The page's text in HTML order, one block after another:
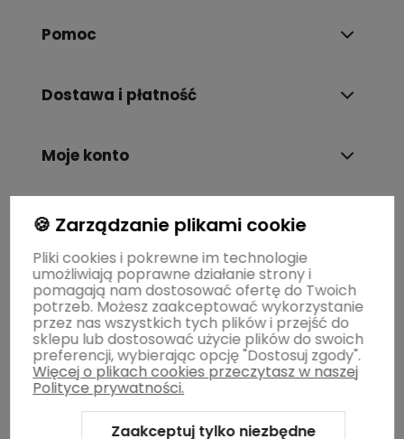
Pomoc
Dostawa i płatność
Moje konto
Gwarancja i zwroty
O firmie
🍪 Zarządzanie plikami cookie
Pliki cookies i pokrewne im technologie
umożliwiają poprawne działanie strony i
pomagają nam dostosować ofertę do Twoich
potrzeb. Możesz zaakceptować wykorzystanie
przez nas wszystkich tych plików i przejść do
sklepu lub dostosować użycie plików do swoich
preferencji, wybierając opcję "Dostosuj zgody".
Więcej o plikach cookies przeczytasz w naszej
Polityce prywatności.
Zaakceptuj tylko niezbędne